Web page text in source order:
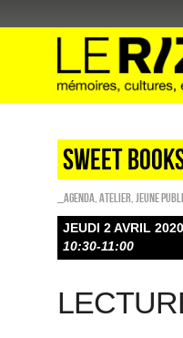
Sweet
_Agenda Atelier Jeune
JEUDI 2 AVRIL 2020
10:30-11:00